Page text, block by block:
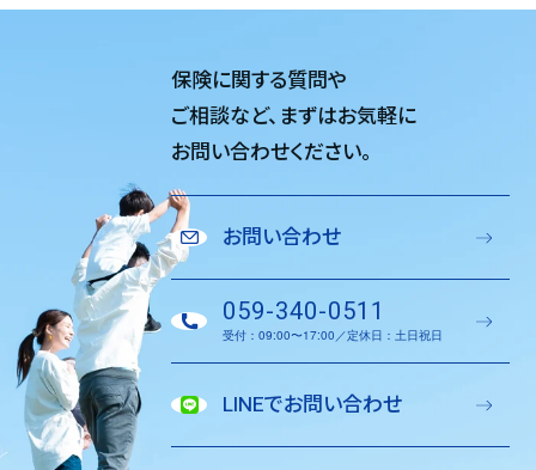
保険に関する質問や
ご相談など、 まずはお気軽に
お問い合わせください。
お問い合わせ
059-340-0511
受付：09:00〜17:00／定休日：土日祝日
LINEでお問い合わせ